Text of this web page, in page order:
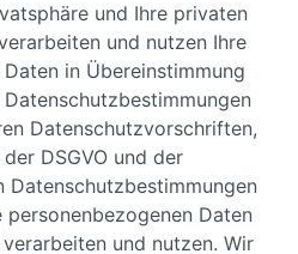
und Ihre privaten
und nutzen Ihre
in Übereinstimmung
Datenschutzvorschriften,
DSGVO und der
Datenschutzbestimmungen
Daten
und nutzen. Wir